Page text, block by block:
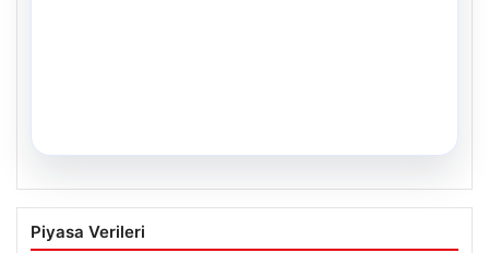
34 Yıllık Hasretin Ardından Gelen
Büyük Mutluluk: İkiz Kızlarıyla Anıtkabir
Piyasa Verileri